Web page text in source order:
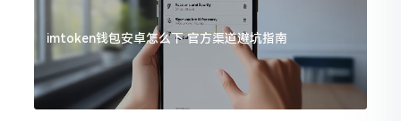
imtoken钱包安卓怎么下 官方渠道避坑指南